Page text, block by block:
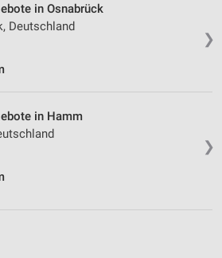
❯
in Osnabrück
Deutschland
❯
in Hamm